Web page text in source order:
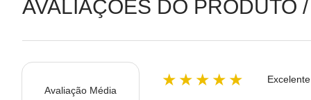
AVALIAÇÕES DO PRODUTO
Avaliação Média
★★★★★ Excelente